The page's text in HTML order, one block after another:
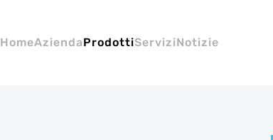
HomeAziendaProdottiServiziNotizie